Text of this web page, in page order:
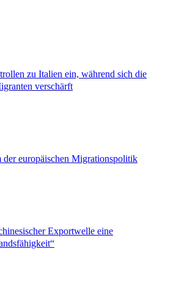
zu Italien ein, während sich die
verschärft
der europäischen Migrationspolitik
Exportwelle eine